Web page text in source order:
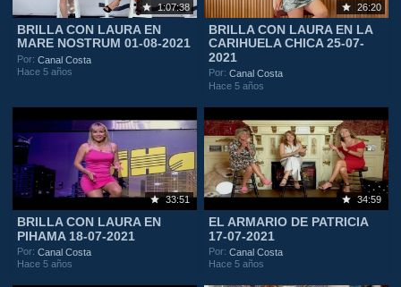
1:07:38
BRILLA CON LAURA EN
MARE NOSTRUM 01-08-2021
Por:Canal Costa
Hace 5 años
26:20
BRILLA CON LAURA EN LA
CARIHUELA CHICA 25-07-
2021
Por:Canal Costa
Hace 5 años
33:51
BRILLA CON LAURA EN
PIHAMA 18-07-2021
Por:Canal Costa
Hace 5 años
34:59
EL ARMARIO DE PATRICIA
17-07-2021
Por:Canal Costa
Hace 5 años